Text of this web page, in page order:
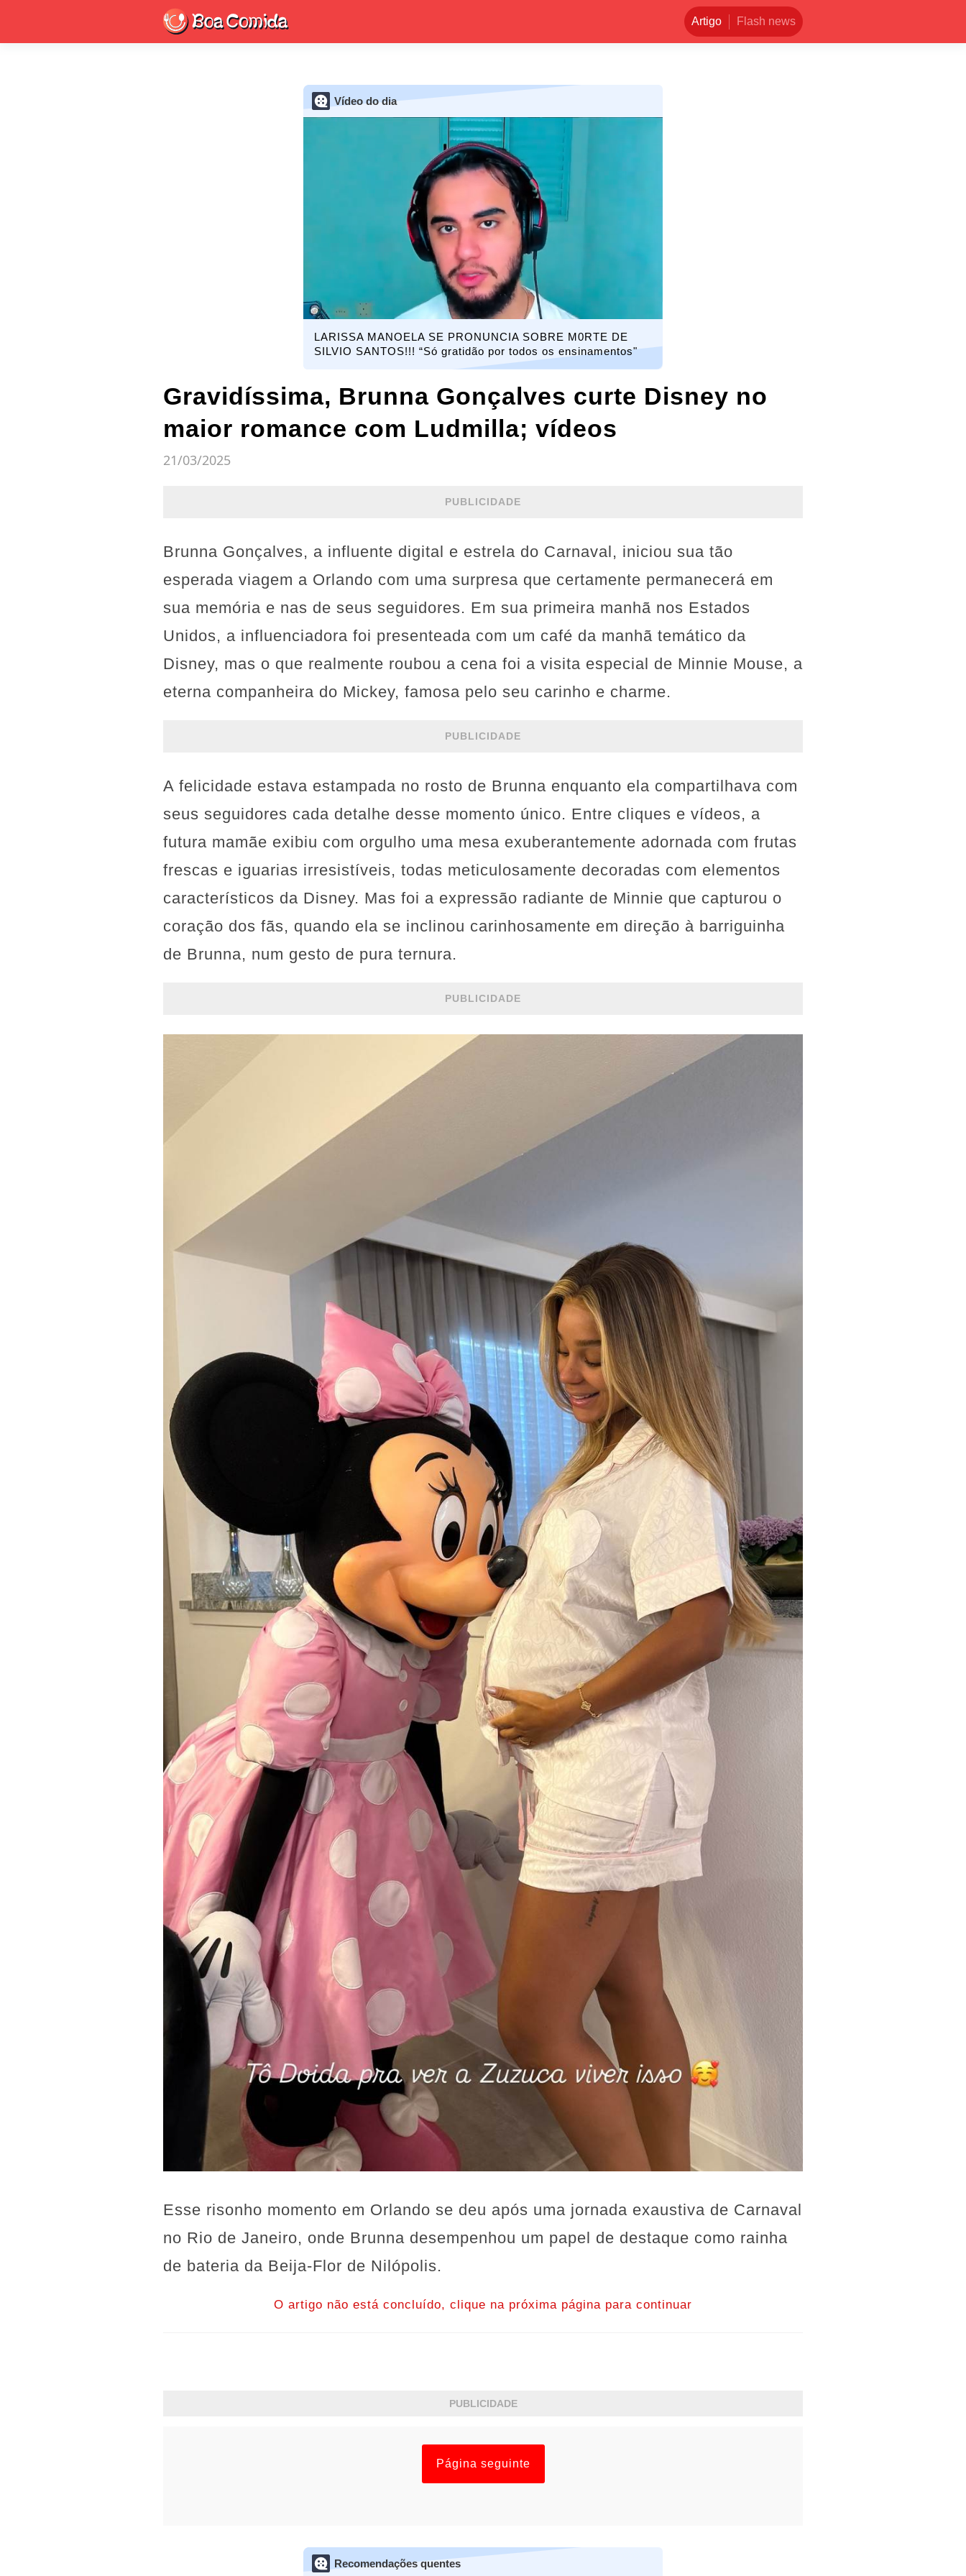
Artigo Flash news
Vídeo do dia
LARISSA MANOELA SE PRONUNCIA SOBRE M0RTE DE
SILVIO SANTOS!!! “Só gratidão por todos os ensinamentos"
Gravidíssima, Brunna Gonçalves curte Disney no
maior romance com Ludmilla; vídeos
21/03/2025
PUBLICIDADE
Brunna Gonçalves, a influente digital e estrela do Carnaval, iniciou sua tão
esperada viagem a Orlando com uma surpresa que certamente permanecerá em
sua memória e nas de seus seguidores. Em sua primeira manhã nos Estados
Unidos, a influenciadora foi presenteada com um café da manhã temático da
Disney, mas o que realmente roubou a cena foi a visita especial de Minnie Mouse, a
eterna companheira do Mickey, famosa pelo seu carinho e charme.
PUBLICIDADE
A felicidade estava estampada no rosto de Brunna enquanto ela compartilhava com
seus seguidores cada detalhe desse momento único. Entre cliques e vídeos, a
futura mamãe exibiu com orgulho uma mesa exuberantemente adornada com frutas
frescas e iguarias irresistíveis, todas meticulosamente decoradas com elementos
característicos da Disney. Mas foi a expressão radiante de Minnie que capturou o
coração dos fãs, quando ela se inclinou carinhosamente em direção à barriguinha
de Brunna, num gesto de pura ternura.
PUBLICIDADE
Esse risonho momento em Orlando se deu após uma jornada exaustiva de Carnaval
no Rio de Janeiro, onde Brunna desempenhou um papel de destaque como rainha
de bateria da Beija-Flor de Nilópolis.
O artigo não está concluído, clique na próxima página para continuar
PUBLICIDADE
Página seguinte
Recomendações quentes